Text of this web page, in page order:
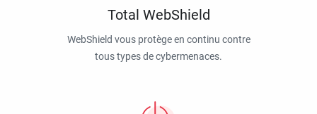
Total WebShield
WebShield vous protège en continu contre
tous types de cybermenaces.